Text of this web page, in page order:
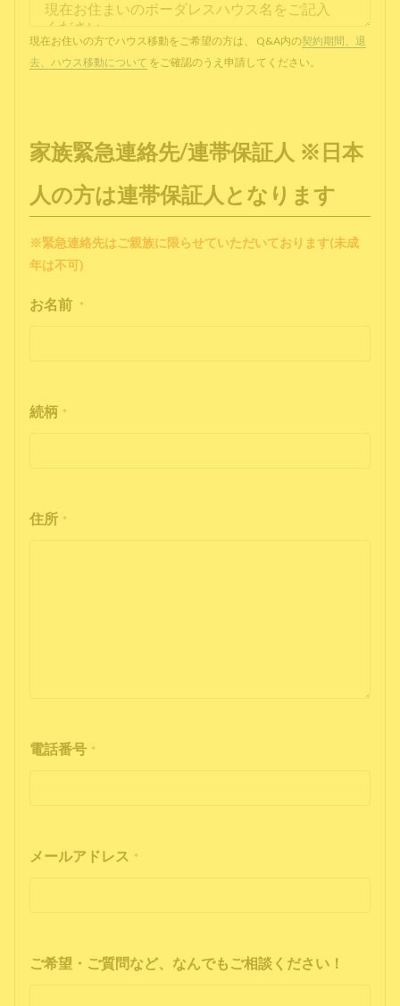
現在お住いの方でハウス移動をご希望の方は、 Q&A内の契約期間、退
去、ハウス移動について をご確認のうえ申請してください。
家族緊急連絡先/連帯保証人 ※日本
人の方は連帯保証人となります
※緊急連絡先はご親族に限らせていただいております(未成
年は不可)
お名前 *
続柄 *
住所 *
電話番号 *
メールアドレス *
ご希望・ご質問など、なんでもご相談ください！